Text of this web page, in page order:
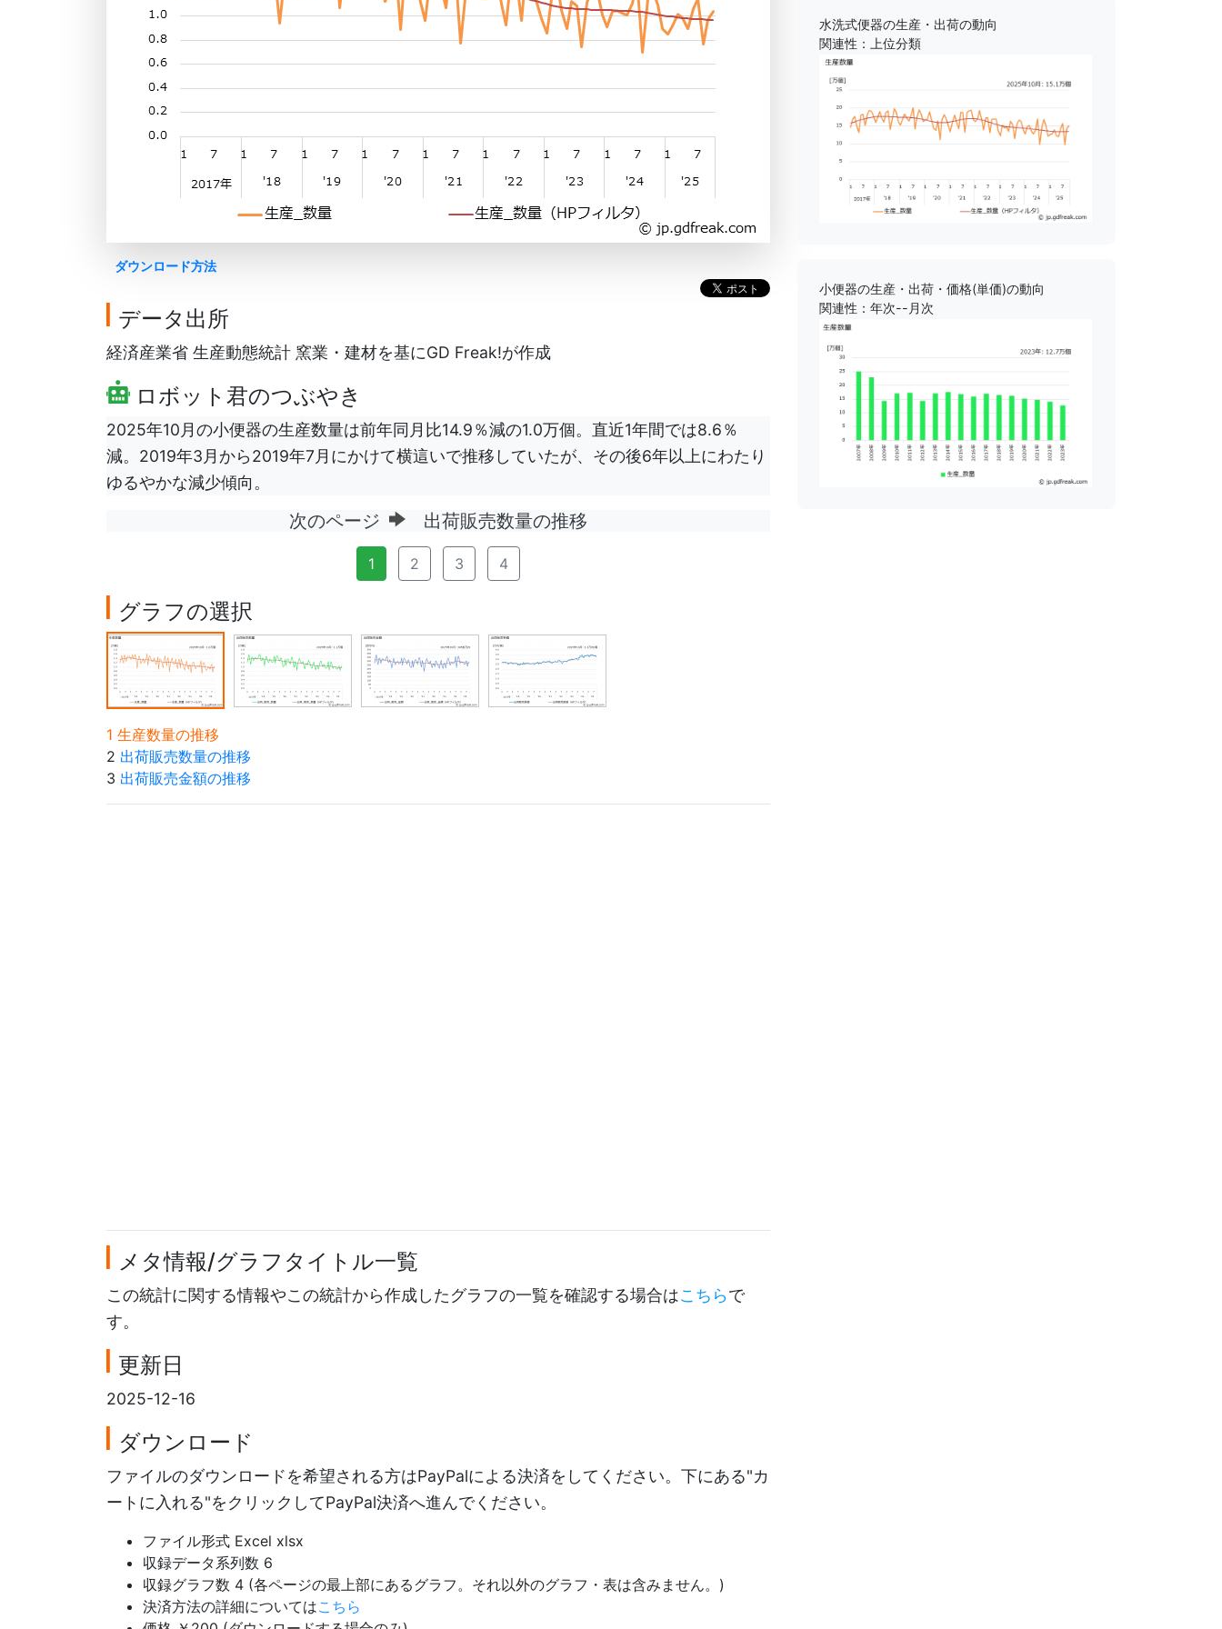
ダウンロード方法
データ出所
経済産業省 生産動態統計 窯業・建材を基にGD Freak!が作成
ロボット君のつぶやき
2025年10月の小便器の生産数量は前年同月比14.9％減の1.0万個。直近1年間では8.6％
減。2019年3月から2019年7月にかけて横這いで推移していたが、その後6年以上にわたり
ゆるやかな減少傾向。
次のページ 出荷販売数量の推移
1 2 3 4
グラフの選択
1 生産数量の推移
2 出荷販売数量の推移
3 出荷販売金額の推移
メタ情報/グラフタイトル一覧
この統計に関する情報やこの統計から作成したグラフの一覧を確認する場合はこちらで
す。
更新日
2025-12-16
ダウンロード
ファイルのダウンロードを希望される方はPayPalによる決済をしてください。下にある"カ
ートに入れる"をクリックしてPayPal決済へ進んでください。
ファイル形式 Excel xlsx
収録データ系列数 6
収録グラフ数 4 (各ページの最上部にあるグラフ。それ以外のグラフ・表は含みません。)
決済方法の詳細についてはこちら
水洗式便器の生産・出荷の動向
関連性：上位分類
小便器の生産・出荷・価格(単価)の動向
関連性：年次--月次